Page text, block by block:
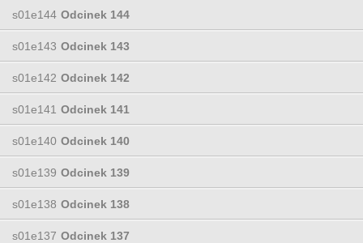
s01e144 Odcinek 144
s01e143 Odcinek 143
s01e142 Odcinek 142
s01e141 Odcinek 141
s01e140 Odcinek 140
s01e139 Odcinek 139
s01e138 Odcinek 138
s01e137 Odcinek 137